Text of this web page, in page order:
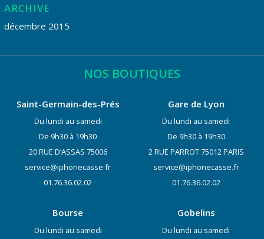
ARCHIVE
décembre 2015
NOS BOUTIQUES
Saint-Germain-des-Prés
Du lundi au samedi
De 9h30 à 19h30
20 RUE D’ASSAS 75006
service@iphonecasse.fr
01.76.36.02.02
Gare de Lyon
Du lundi au samedi
De 9h30 à 19h30
2 RUE PARROT 75012 PARIS
service@iphonecasse.fr
01.76.36.02.02
Bourse
Du lundi au samedi
Gobelins
Du lundi au samedi